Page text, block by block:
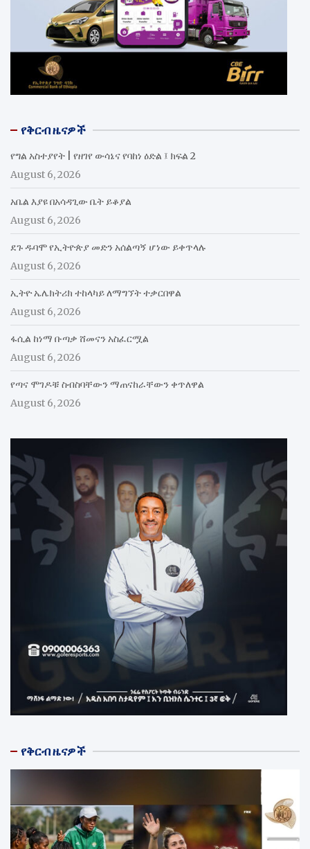
የቅርብ ዜናዎች
የግል አስተያየት | የዘገየ ውሳኔና የባከነ ዕድል ፤ ክፍል 2
August 6, 2026
አቤል እያዩ በአሳዳጊው ቤት ይቆያል
August 6, 2026
ደጉ ዱባሞ የኢትዮጵያ መድን አሰልጣኝ ሆነው ይቀጥላሉ
August 6, 2026
ኢትዮ ኤሌክትሪክ ተከላካይ ለማግኘት ተቃርበዋል
August 6, 2026
ፋሲል ከነማ ቡጣቃ ሸመናን አስፈርሟል
August 6, 2026
የጣና ሞገዶቹ ስብስባቸውን ማጠናከራቸውን ቀጥለዋል
August 6, 2026
የቅርብ ዜናዎች